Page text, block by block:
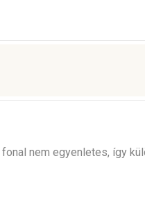
nem egyenletes, így